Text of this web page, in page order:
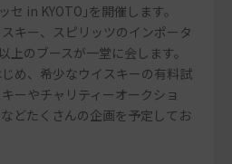
セ in KYOTO｣を開催します。
キー、スピリッツのインポータ
上のブースが一堂に会します。
め、希少なウイスキーの有料試
ーやチャリティーオークショ
どたくさんの企画を予定してお